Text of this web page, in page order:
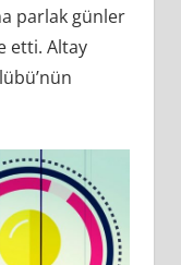
parlak günler
etti​. Altay